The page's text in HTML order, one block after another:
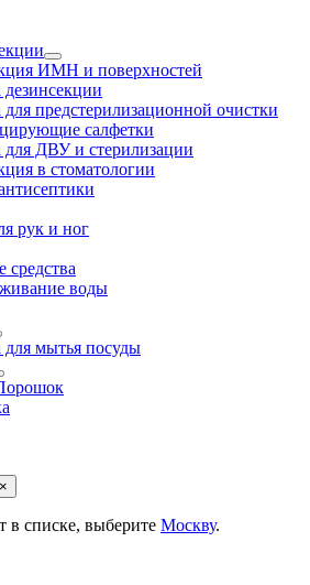
ИМН и поверхностей
предстерилизационной очистки
салфетки
ДВУ и cтерилизации
в стоматологии
рук и ног
воды
мытья посуды
×
в списке, выберите Москву.